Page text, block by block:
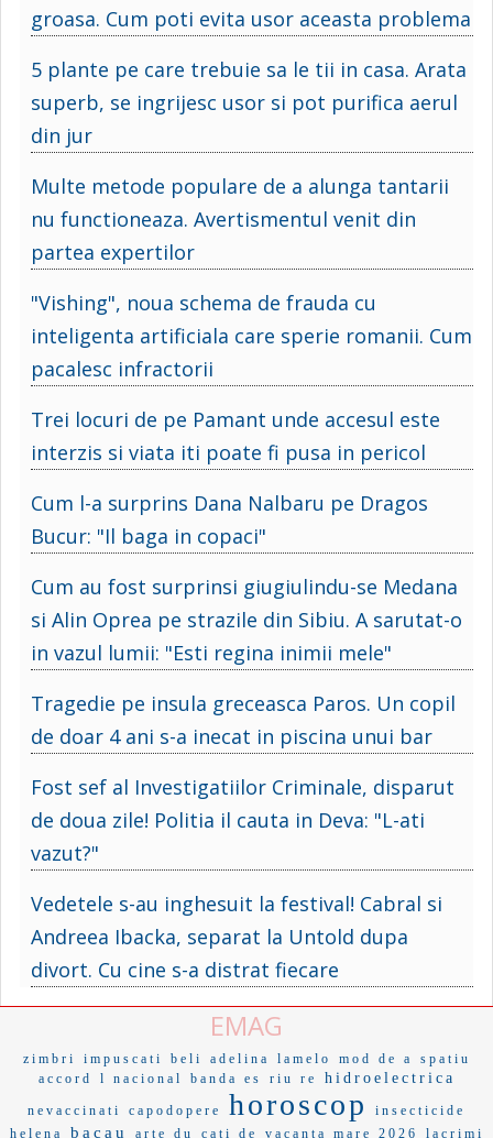
groasa. Cum poti evita usor aceasta problema
5 plante pe care trebuie sa le tii in casa. Arata
superb, se ingrijesc usor si pot purifica aerul
din jur
Multe metode populare de a alunga tantarii
nu functioneaza. Avertismentul venit din
partea expertilor
"Vishing", noua schema de frauda cu
inteligenta artificiala care sperie romanii. Cum
pacalesc infractorii
Trei locuri de pe Pamant unde accesul este
interzis si viata iti poate fi pusa in pericol
Cum l-a surprins Dana Nalbaru pe Dragos
Bucur: "Il baga in copaci"
Cum au fost surprinsi giugiulindu-se Medana
si Alin Oprea pe strazile din Sibiu. A sarutat-o
in vazul lumii: "Esti regina inimii mele"
Tragedie pe insula greceasca Paros. Un copil
de doar 4 ani s-a inecat in piscina unui bar
Fost sef al Investigatiilor Criminale, disparut
de doua zile! Politia il cauta in Deva: "L-ati
vazut?"
Vedetele s-au inghesuit la festival! Cabral si
Andreea Ibacka, separat la Untold dupa
divort. Cu cine s-a distrat fiecare
EMAG
zimbri impuscati beli adelina lamelo mod de a
spatiu
accord
l nacional banda es riu re hidroelectrica
nevaccinati capodopere horoscop
insecticide
helena
bacau arte du cati de vacanta mare 2026 lacrimi